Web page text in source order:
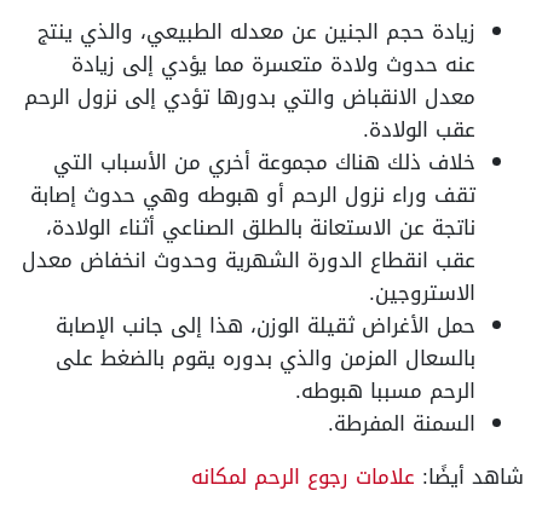
زيادة حجم الجنين عن معدله الطبيعي، والذي ينتج
عنه حدوث ولادة متعسرة مما يؤدي إلى زيادة
معدل الانقباض والتي بدورها تؤدي إلى نزول الرحم
عقب الولادة.
خلاف ذلك هناك مجموعة أخري من الأسباب التي
تقف وراء نزول الرحم أو هبوطه وهي حدوث إصابة
ناتجة عن الاستعانة بالطلق الصناعي أثناء الولادة،
عقب انقطاع الدورة الشهرية وحدوث انخفاض معدل
الاستروجين.
حمل الأغراض ثقيلة الوزن، هذا إلى جانب الإصابة
بالسعال المزمن والذي بدوره يقوم بالضغط على
الرحم مسببا هبوطه.
السمنة المفرطة.
شاهد أيضًا: علامات رجوع الرحم لمكانه